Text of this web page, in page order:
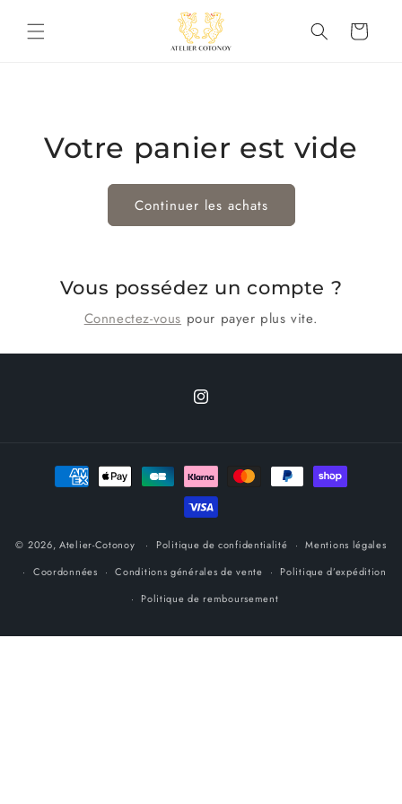
passer
au
Panier
Votre panier est vide
Continuer les achats
Vous possédez un compte ?
Connectez-vous pour payer plus vite.
Instagram
Moyens
© 2026,Atelier-Cotonoy Politique de confidentialité
Mentions légales
Coordonnées
Conditions générales de vente
Politique d’expédition
Politique de remboursement